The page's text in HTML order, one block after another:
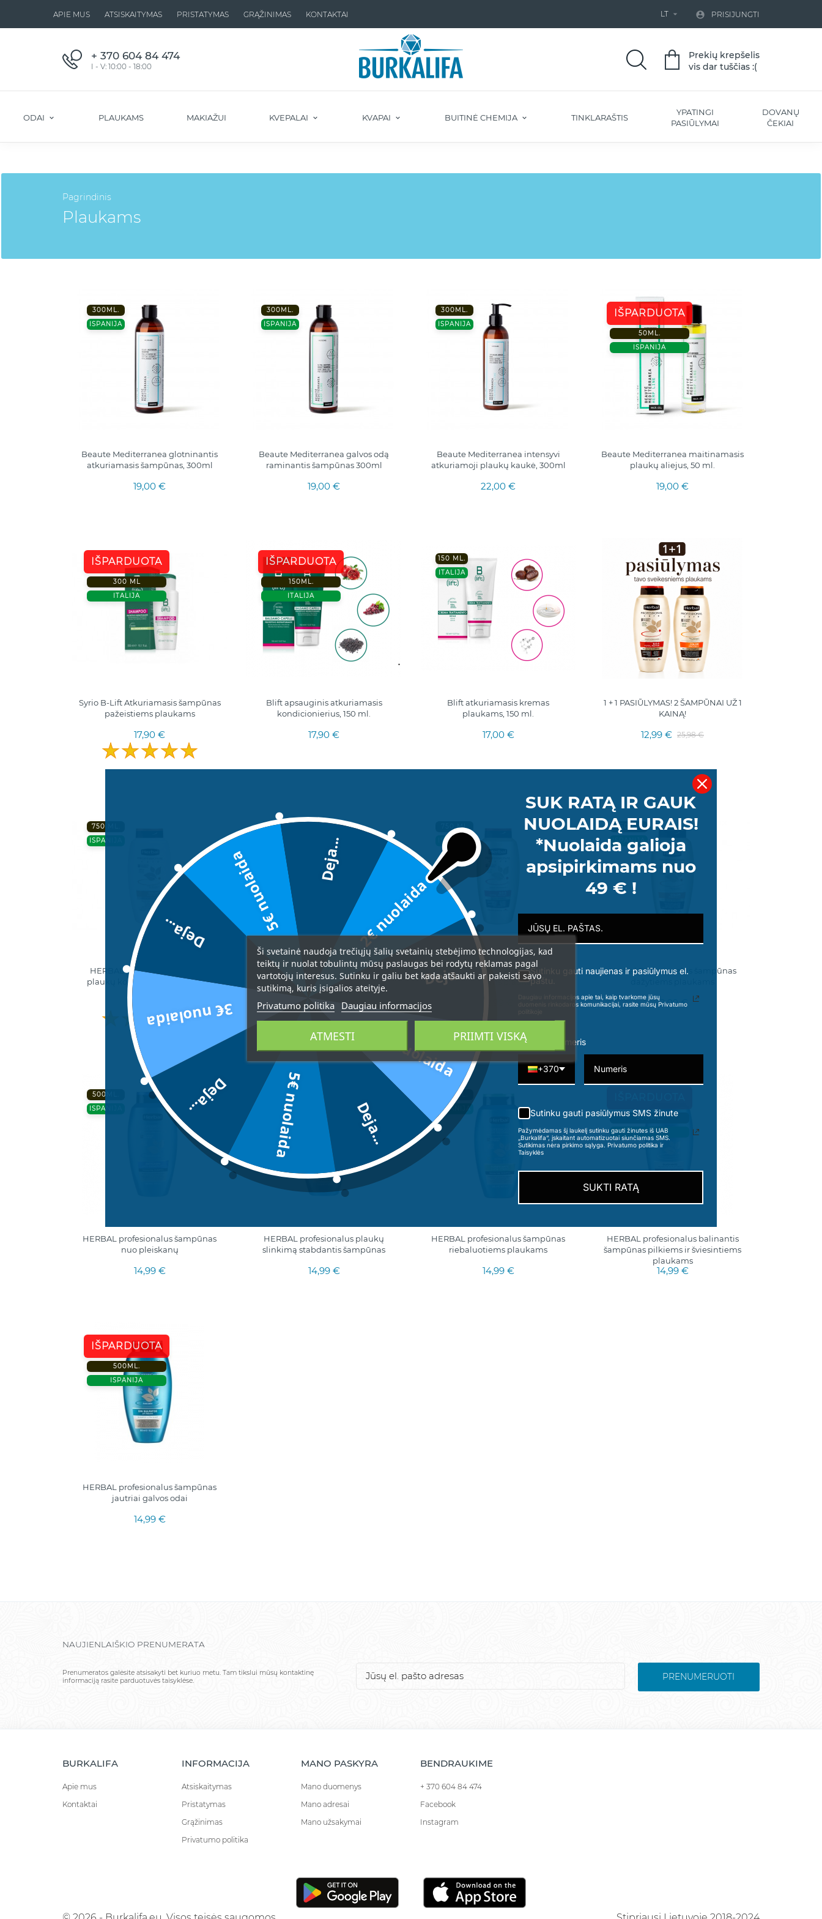
APIE MUS ATSISKAITYMAS PRISTATYMAS GRĄŽINIMAS KONTAKTAI LT   PRISIJUNGTI
+ 370 604 84 474
I - V: 10:00 - 18:00
Prekių krepšelis
vis dar tuščias :(
ODAI PLAUKAMS MAKIAŽUI KVEPALAI KVAPAI BUITINĖ CHEMIJA TINKLARAŠTIS
YPATINGI
PASIŪLYMAI
DOVANŲ
ČEKIAI
Pagrindinis
Plaukams
300ML.
ISPANIJA
Beaute Mediterranea glotninantis
atkuriamasis šampūnas, 300ml
19,00 €
300ML.
ISPANIJA
Beaute Mediterranea galvos odą
raminantis šampūnas 300ml
19,00 €
300ML.
ISPANIJA
Beaute Mediterranea intensyvi
atkuriamoji plaukų kaukė, 300ml
22,00 €
IŠPARDUOTA
50ML.
ISPANIJA
Beaute Mediterranea maitinamasis
plaukų aliejus, 50 ml.
19,00 €
IŠPARDUOTA
300 ML
ITALIJA
Syrio B-Lift Atkuriamasis šampūnas
pažeistiems plaukams
17,90 €
IŠPARDUOTA
150ML.
ITALIJA
Blift apsauginis atkuriamasis
kondicionierius, 150 ml.
17,90 €
150 ML.
ITALIJA
Blift atkuriamasis kremas
plaukams, 150 ml.
17,00 €
1 + 1 PASIŪLYMAS! 2 ŠAMPŪNAI UŽ 1
KAINĄ!
12,99 € 25,98 €
750 ML.
ISPANIJA
HERBAL profesionalus dažytų
plaukų kondicionierius – kaukė
750 ML.
ISPANIJA
Herbal Atkuriamasis
kondicionierius - kaukė
pažeistiems plaukams
12,99 €
750 ML
ISPANIJA
Herbal Atkuriamasis šampūnas
pažeistiems plaukams
750 ML
ISPANIJA
Herbal Profesionalus šampūnas
12,99 €
500ML.
ISPANIJA
HERBAL profesionalus šampūnas
nuo pleiskanų
14,99 €
IŠPARDUOTA
500ML.
ISPANIJA
HERBAL profesionalus plaukų
slinkimą stabdantis šampūnas
14,99 €
500ML.
ISPANIJA
HERBAL profesionalus šampūnas
riebaluotiems plaukams
14,99 €
500ML.
ISPANIJA
HERBAL profesionalus balinantis
šampūnas pilkiems ir šviesintiems
plaukams
14,99 €
IŠPARDUOTA
500ML.
ISPANIJA
HERBAL profesionalus šampūnas
jautriai galvos odai
14,99 €
NAUJIENLAIŠKIO PRENUMERATA
Prenumeratos galėsite atsisakyti bet kuriuo metu. Tam tikslui mūsų kontaktinę
informaciją rasite parduotuvės taisyklėse.
PRENUMERUOTI
BURKALIFA
Apie mus
Kontaktai
INFORMACIJA
Atsiskaitymas
Pristatymas
Grąžinimas
Privatumo politika
MANO PASKYRA
Mano duomenys
Mano adresai
Mano užsakymai
BENDRAUKIME
+ 370 604 84 474
Facebook
Instagram
Ši svetainė naudoja trečiųjų šalių svetainių stebėjimo technologijas, kad
teiktų ir nuolat tobulintų mūsų paslaugas bei rodytų reklamas pagal
vartotojų interesus. Sutinku ir galiu bet kada atšaukti ar pakeisti savo
sutikimą, kuris įsigalios ateityje.
Privatumo politika Daugiau informacijos
ATMESTI PRIIMTI VISKĄ
2€ nuolaida
Deja...
3€ nuolaida
Deja...
5€ nuolaida
Deja...
3€ nuolaida
Deja... 5€ nuolaida Deja...
SUK RATĄ IR GAUK
NUOLAIDĄ EURAIS!
*Nuolaida galioja
apsipirkimams nuo
49 € !
Sutinku gauti naujienas ir pasiūlymus el.
paštu.
Daugiau informacijos apie tai, kaip tvarkome jūsų
duomenis rinkodaros komunikacijai, rasite mūsų Privatumo
politikoje
Telefono numeris
+370
Sutinku gauti pasiūlymus SMS žinute
Pažymėdamas šį laukelį sutinku gauti žinutes iš UAB
„Burkalifa“, įskaitant automatizuotai siunčiamas SMS.
Sutikimas nėra pirkimo sąlyga. Privatumo politika ir
Taisyklės
SUKTI RATĄ